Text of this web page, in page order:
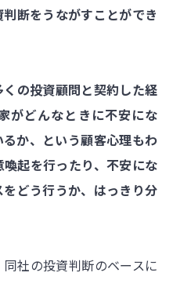
断をうながすことができ
の投資顧問と契約した経
がどんなときに不安にな
か、という顧客心理もわ
起を行ったり、不安にな
どう行うか、はっきり分
社の投資判断のベースに